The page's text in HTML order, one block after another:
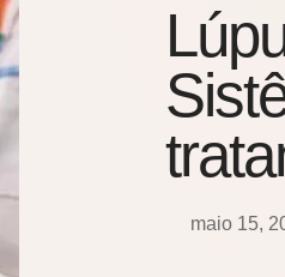
maio 15,